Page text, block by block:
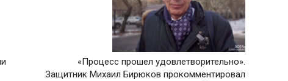
«Процесс прошел удовлетворительно».
Защитник Михаил Бирюков прокомментировал